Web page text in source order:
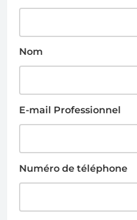
Nom
E-mail Professionnel
Numéro de téléphone